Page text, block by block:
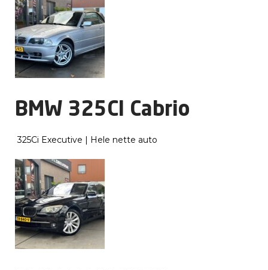
BMW 325CI Cabrio
325Ci Executive | Hele nette auto